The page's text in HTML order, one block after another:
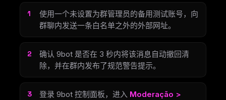
使用一个未设置为群管理员的备用测试账号，向
群聊内发送一条白名单之外的外部网址。
确认 9bot 是否在 3 秒内将该消息自动撤回清
除，并在群内发布了规范警告提示。
登录 9bot 控制面板，进入 Moderação >